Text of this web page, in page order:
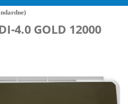
4.0 GOLD 12000